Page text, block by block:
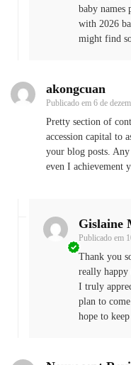
baby names
with 2026
might find
akongcuan
Publicado em 6 de
Pretty section of
accession capital to
your blog posts.
even I achievement
Gislaine
Publicado em
Thank you
really happy
I truly
plan to
hope to